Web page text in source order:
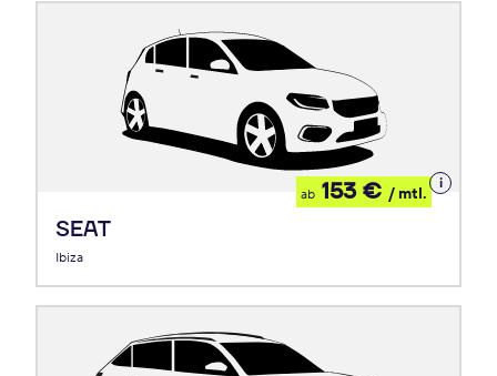
SEAT
Ibiza
ab 153 € / mtl.
Details
zum